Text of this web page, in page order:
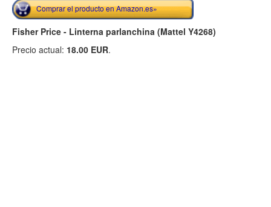
Comprar el producto en Amazon.es»
Fisher Price - Linterna parlanchina (Mattel Y4268)
Precio actual: 18.00 EUR.